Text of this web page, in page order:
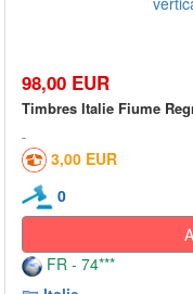
98,00 EUR
Timbres Italie Fiume
3,00 EUR
0
FR - 74***